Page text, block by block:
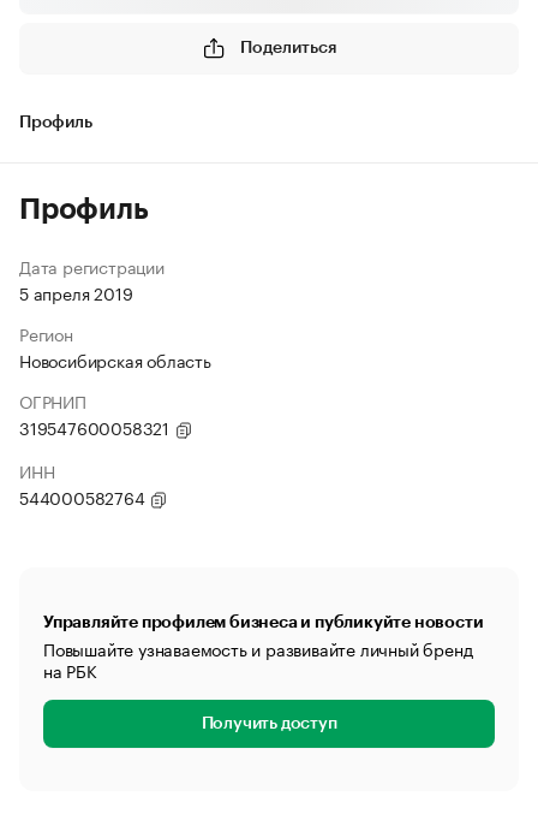
Поделиться
Профиль
Профиль
Дата регистрации
5 апреля 2019
Регион
Новосибирская область
ОГРНИП
319547600058321
ИНН
544000582764
Управляйте профилем бизнеса и публикуйте новости
Повышайте узнаваемость и развивайте личный бренд
на РБК
Получить доступ